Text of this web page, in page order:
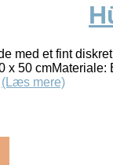
med et fint
x 50
(Læs mere)